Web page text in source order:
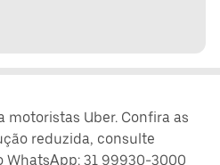
motoristas Uber. Confira as
reduzida, consulte
WhatsApp: 31 99930-3000